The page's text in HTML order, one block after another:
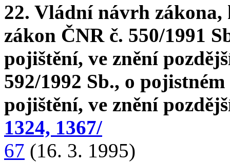
22. Vládní návrh
zákon ČNR č. 550/1991
pojištění, ve znění
592/1992 Sb., o
pojištění, ve znění
1324, 1367/
67 (16. 3. 1995)